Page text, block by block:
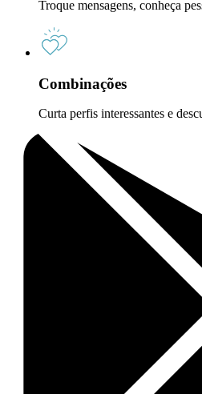
Troque mensagens, conheça
Combinações
Curta perfis interessantes e